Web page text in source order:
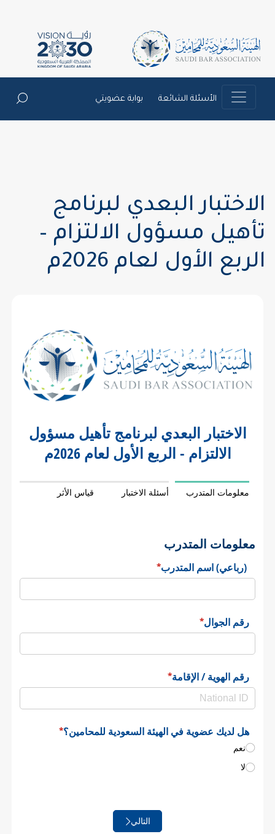
الأسئلة الشائعة بوابة عضويتي
الاختبار البعدي لبرنامج
تأهيل مسؤول الالتزام –
الربع الأول لعام 2026م
الاختبار البعدي لبرنامج تأهيل مسؤول
الالتزام - الربع الأول لعام 2026م
معلومات المتدرب أسئلة الاختبار قياس الأثر
معلومات المتدرب
(رباعي) اسم المتدرب*
(required)
رقم الجوال*
(required)
رقم الهوية /​ الإقامة*
(required)
هل لديك عضوية في الهيئة السعودية للمحامين؟*
(required)
نعم
لا
التالي